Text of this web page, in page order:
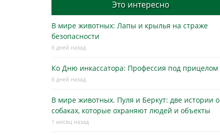
Это интересно
В мире животных: Лапы и крылья на страже
безопасности
6 дней назад
Ко Дню инкассатора: Профессия под прицелом
6 дней назад
В мире животных. Пуля и Беркут: две истории о
собаках, которые охраняют людей и объекты
1 месяц назад